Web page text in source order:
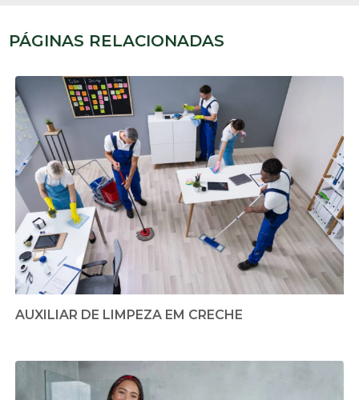
PÁGINAS RELACIONADAS
AUXILIAR DE LIMPEZA EM CRECHE